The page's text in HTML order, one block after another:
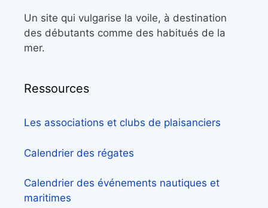
Un site qui vulgarise la voile, à destination
des débutants comme des habitués de la
mer.
Ressources
Les associations et clubs de plaisanciers
Calendrier des régates
Calendrier des événements nautiques et
maritimes